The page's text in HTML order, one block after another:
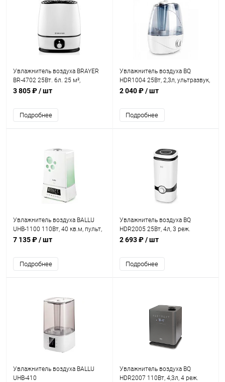
Увлажнитель воздуха BRAYER
BR-4702 25Вт. 6л. 25 м²,
ультразвук
3 805 ₽/ шт
Подробнее
Увлажнитель воздуха BQ
HDR1004 25Вт, 2,3л, ультразвук,
регул испарения белый
2 040 ₽/ шт
Подробнее
Увлажнитель воздуха BALLU
UHB-1100 110Вт, 40 кв.м, пульт,
белый
7 135 ₽/ шт
Подробнее
Увлажнитель воздуха BQ
HDR2005 25Вт, 4л, 3 реж.
ультразвук, 40м2, белый
2 693 ₽/ шт
Подробнее
Увлажнитель воздуха BALLU
UHB-410
Увлажнитель воздуха BQ
HDR2007 110Вт, 4,3л, 4 реж.